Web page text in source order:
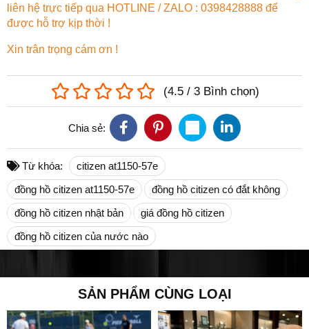
liên hệ trực tiếp qua HOTLINE / ZALO : 0398428888 để
được hỗ trợ kịp thời !
Xin trân trọng cám ơn !
(4.5 / 3 Bình chọn)
Chia sẻ:
Từ khóa:
citizen at1150-57e
đồng hồ citizen at1150-57e
đồng hồ citizen có đắt không
đồng hồ citizen nhật bản
giá đồng hồ citizen
đồng hồ citizen của nước nào
SẢN PHẨM CÙNG LOẠI